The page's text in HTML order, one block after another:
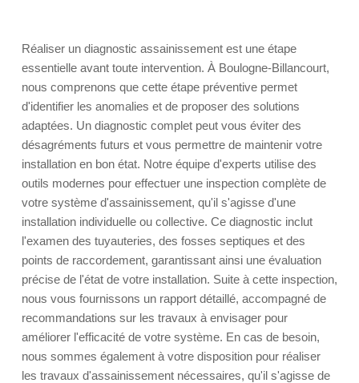
Réaliser un diagnostic assainissement est une étape
essentielle avant toute intervention. À Boulogne-Billancourt,
nous comprenons que cette étape préventive permet
d'identifier les anomalies et de proposer des solutions
adaptées. Un diagnostic complet peut vous éviter des
désagréments futurs et vous permettre de maintenir votre
installation en bon état. Notre équipe d'experts utilise des
outils modernes pour effectuer une inspection complète de
votre système d'assainissement, qu'il s'agisse d'une
installation individuelle ou collective. Ce diagnostic inclut
l'examen des tuyauteries, des fosses septiques et des
points de raccordement, garantissant ainsi une évaluation
précise de l'état de votre installation. Suite à cette inspection,
nous vous fournissons un rapport détaillé, accompagné de
recommandations sur les travaux à envisager pour
améliorer l'efficacité de votre système. En cas de besoin,
nous sommes également à votre disposition pour réaliser
les travaux d'assainissement nécessaires, qu'il s'agisse de